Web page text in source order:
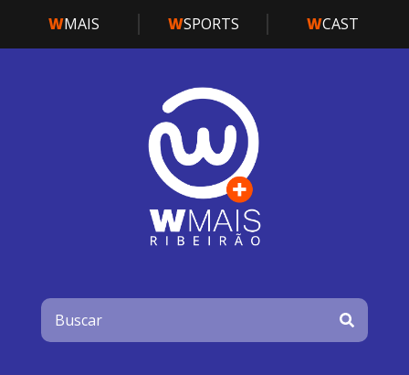
WMAIS WSPORTS WCAST